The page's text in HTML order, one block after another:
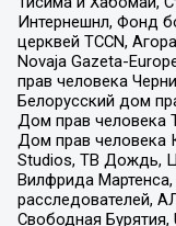
Интернешнл, Фонд
церквей TCCN,
Novaja Gazeta-
прав человека
Белорусский дом
Дом прав человека
Дом прав человека
Studios, ТВ Дождь,
Вилфрида
расследователей,
Свободная